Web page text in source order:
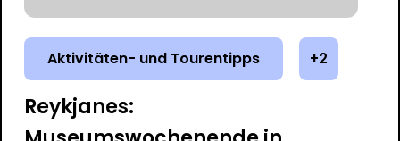
Aktivitäten- und Tourentipps +2
Reykjanes: